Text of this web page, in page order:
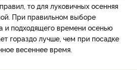
то для луковичных осенняя
При правильном выборе
и подходящего времени осенью
гораздо лучше, чем при посадке
весеннее время.